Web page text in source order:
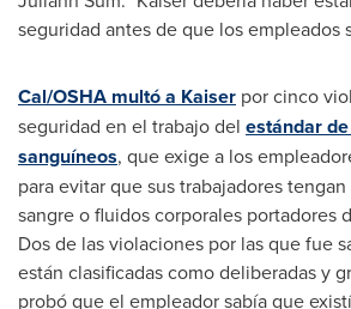
seguridad antes de que los empleados
Cal/OSHA multó a Kaiser por cinco
seguridad en el trabajo del estándar
sanguíneos, que exige a los
para evitar que sus trabajadores
sangre o fluidos corporales portadores
Dos de las violaciones por las que fue
están clasificadas como deliberadas y
probó que el empleador sabía que